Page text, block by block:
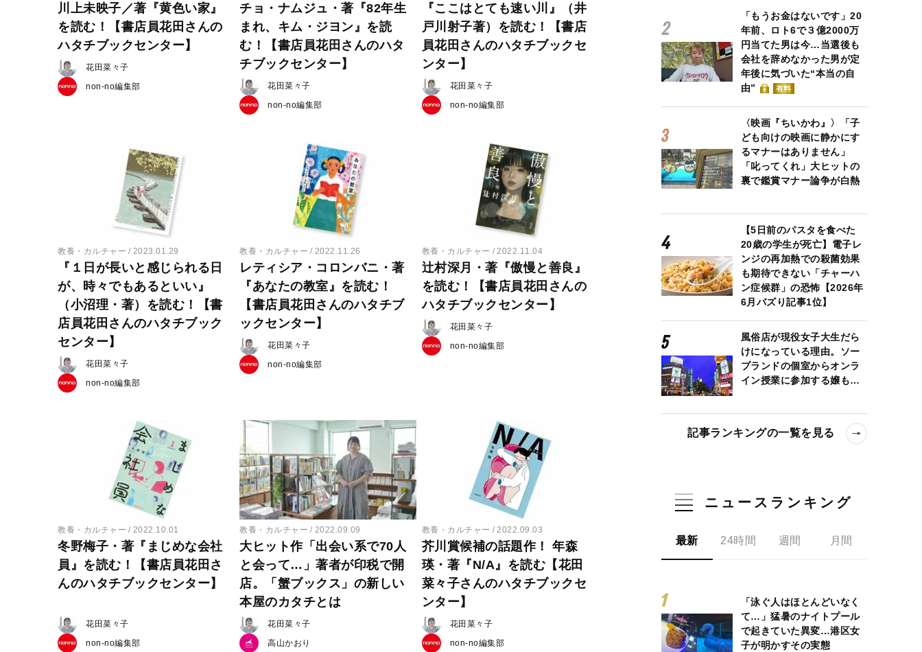
川上未映子／著『黄色い家』
を読む！【書店員花田さんの
ハタチブックセンター】
花田菜々子
non-no編集部
チョ・ナムジュ・著『82年生
まれ、キム・ジヨン』を読
む！【書店員花田さんのハタ
チブックセンター】
花田菜々子
non-no編集部
『ここはとても速い川』（井
戸川射子著）を読む！【書店
員花田さんのハタチブックセ
ンター】
花田菜々子
non-no編集部
教養・カルチャー 2023.01.29
『１日が長いと感じられる日
が、時々でもあるといい』
（小沼理・著）を読む！【書
店員花田さんのハタチブック
センター】
花田菜々子
non-no編集部
教養・カルチャー 2022.11.26
レティシア・コロンバニ・著
『あなたの教室』を読む！
【書店員花田さんのハタチブ
ックセンター】
花田菜々子
non-no編集部
教養・カルチャー 2022.11.04
辻村深月・著『傲慢と善良』
を読む！【書店員花田さんの
ハタチブックセンター】
花田菜々子
non-no編集部
教養・カルチャー 2022.10.01
冬野梅子・著『まじめな会社
員』を読む！【書店員花田さ
んのハタチブックセンター】
花田菜々子
non-no編集部
教養・カルチャー 2022.09.09
大ヒット作「出会い系で70人
と会って…」著者が印税で開
店。「蟹ブックス」の新しい
本屋のカタチとは
花田菜々子
高山かおり
教養・カルチャー 2022.09.03
芥川賞候補の話題作！ 年森
瑛・著『N/A』を読む【花田
菜々子さんのハタチブックセ
ンター】
花田菜々子
non-no編集部
「もうお金はないです」20
年前、ロト6で３億2000万
円当てた男は今…当選後も
会社を辞めなかった男が定
年後に気づいた“本当の自
由”
有料
〈映画『ちいかわ』〉「子
ども向けの映画に静かにす
るマナーはありません」
「叱ってくれ」大ヒットの
裏で鑑賞マナー論争が白熱
【5日前のパスタを食べた
20歳の学生が死亡】電子レ
ンジの再加熱での殺菌効果
も期待できない「チャーハ
ン症候群」の恐怖【2026年
6月バズり記事1位】
風俗店が現役女子大生だら
けになっている理由。ソー
プランドの個室からオンラ
イン授業に参加する嬢も…
記事ランキングの一覧を見る
ニュースランキング
最新 24時間 週間 月間
「泳ぐ人はほとんどいなく
て…」猛暑のナイトプール
で起きていた異変…港区女
子が明かすその実態